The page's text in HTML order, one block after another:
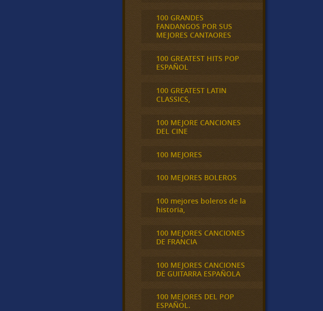
100 GRANDES
FANDANGOS POR SUS
MEJORES CANTAORES
100 GREATEST HITS POP
ESPAÑOL
100 GREATEST LATIN
CLASSICS,
100 MEJORE CANCIONES
DEL CINE
100 MEJORES
100 MEJORES BOLEROS
100 mejores boleros de la
historia,
100 MEJORES CANCIONES
DE FRANCIA
100 MEJORES CANCIONES
DE GUITARRA ESPAÑOLA
100 MEJORES DEL POP
ESPAÑOL.